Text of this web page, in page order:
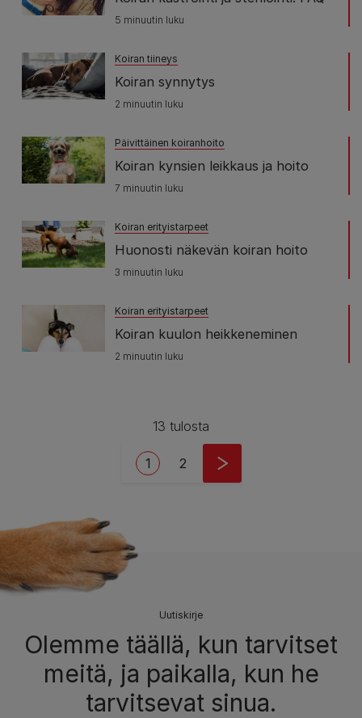
5 minuutin luku
Koiran tiineys
Koiran synnytys
2 minuutin luku
Päivittäinen koiranhoito
Koiran kynsien leikkaus ja hoito
7 minuutin luku
Koiran erityistarpeet
Huonosti näkevän koiran hoito
3 minuutin luku
Koiran erityistarpeet
Koiran kuulon heikkeneminen
2 minuutin luku
13 tulosta
Current page
1 Page
2
Uutiskirje
Olemme täällä, kun tarvitset
meitä, ja paikalla, kun he
tarvitsevat sinua.